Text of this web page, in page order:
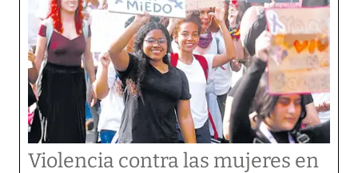
Violencia contra las mujeres en